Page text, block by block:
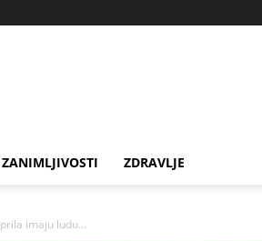
ZANIMLJIVOSTI ZDRAVLJE
imaju ludu...